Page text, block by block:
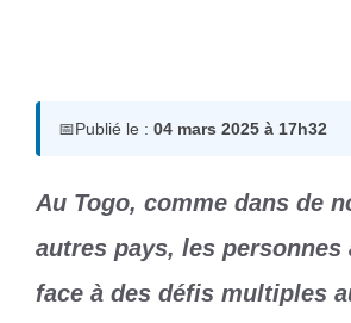
📅Publié le : 04 mars 2025 à 17h32
Au Togo, comme dans de
autres pays, les personnes
face à des défis multiples